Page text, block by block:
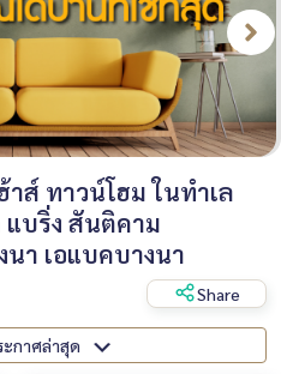
ส์ ทาวน์โฮม ในทำเล
แบริ่ง สันติคาม
นา เอแบคบางนา
Share
ตาม : ประกาศล่าสุด